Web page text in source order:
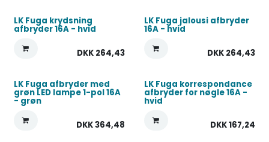
LK Fuga krydsning
afbryder 16A - hvid
DKK 264,43
LK Fuga jalousi afbryder
16A - hvid
DKK 264,43
LK Fuga afbryder med
grøn LED lampe 1-pol 16A
- grøn
DKK364,48
LK Fuga korrespondance
afbryder for nøgle 16A -
hvid
DKK167,24